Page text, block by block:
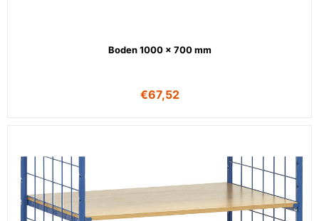
Boden 1000 x 700 mm
€67,52